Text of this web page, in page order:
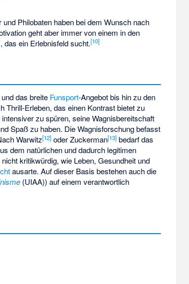
Philobaten haben bei dem Wunsch nach
geht aber immer von einem in den
das ein Erlebnisfeld sucht.[10]
und das breite Funsport-Angebot bis hin zu den
Thrill-Erleben, das einen Kontrast bietet zu
zu spüren, seine Wagnisbereitschaft
Spaß zu haben. Die Wagnisforschung befasst
Warwitz[12] oder Zuckerman[13] bedarf das
dem natürlichen und dadurch legitimen
kritikwürdig, wie Leben, Gesundheit und
ausarte. Auf dieser Basis bestehen auch die
(UIAA)) auf einem verantwortlich